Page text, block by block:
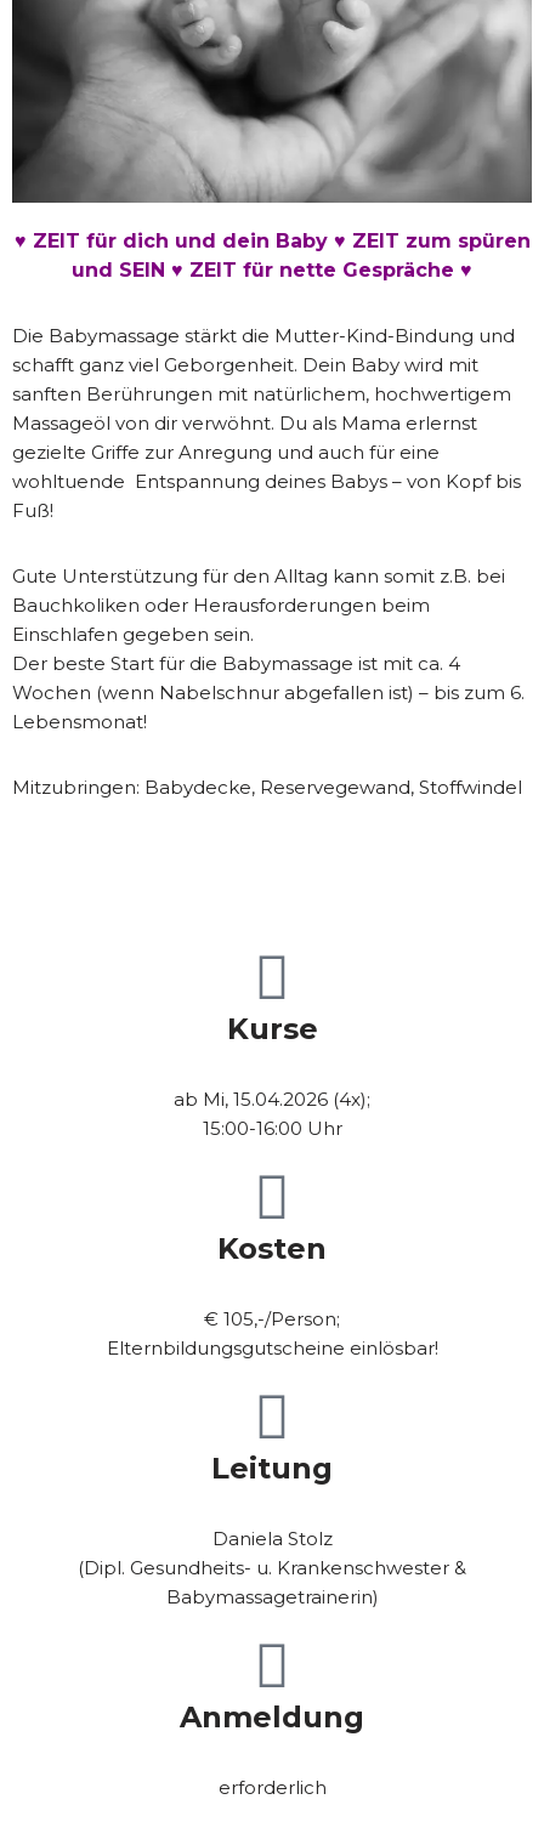
♥ ZEIT für dich und dein Baby ♥ ZEIT zum spüren
und SEIN ♥ ZEIT für nette Gespräche ♥
Die Babymassage stärkt die Mutter-Kind-Bindung und
schafft ganz viel Geborgenheit. Dein Baby wird mit
sanften Berührungen mit natürlichem, hochwertigem
Massageöl von dir verwöhnt. Du als Mama erlernst
gezielte Griffe zur Anregung und auch für eine
wohltuende Entspannung deines Babys – von Kopf bis
Fuß!
Gute Unterstützung für den Alltag kann somit z.B. bei
Bauchkoliken oder Herausforderungen beim
Einschlafen gegeben sein.
Der beste Start für die Babymassage ist mit ca. 4
Wochen (wenn Nabelschnur abgefallen ist) – bis zum 6.
Lebensmonat!
Mitzubringen: Babydecke, Reservegewand, Stoffwindel
Kurse
ab Mi, 15.04.2026 (4x);
15:00-16:00 Uhr
Kosten
€ 105,-/Person;
Elternbildungsgutscheine einlösbar!
Leitung
Daniela Stolz
(Dipl. Gesundheits- u. Krankenschwester &
Babymassagetrainerin)
Anmeldung
erforderlich